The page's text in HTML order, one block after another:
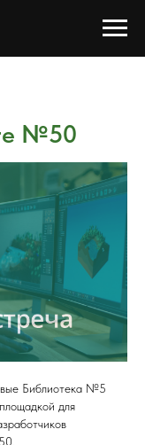
№50
Библиотека №5
для